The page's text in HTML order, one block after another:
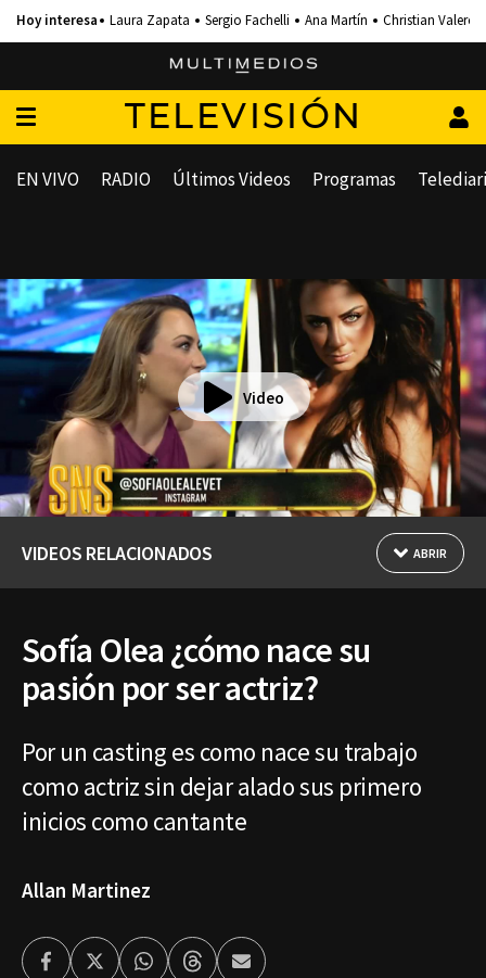
Laura Zapata Sergio Fachelli Ana Martín Christian Valero
TELEVISIÓN
EN VIVO RADIO Últimos Videos Programas
Video
VIDEOS RELACIONADOS ABRIR
Sofía Olea ¿cómo nace su
pasión por ser actriz?
Por un casting es como nace su trabajo
como actriz sin dejar alado sus primero
inicios como cantante
Allan Martinez
FacebookTwitterWhatsappThreadsEnviar